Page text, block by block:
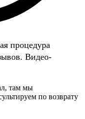
процедура
Видео-
там мы
по возврату